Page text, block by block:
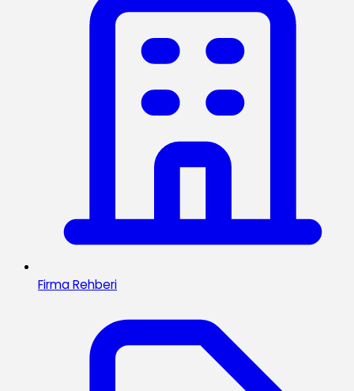
Firma Rehberi